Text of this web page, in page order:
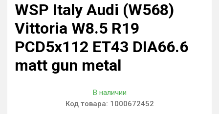
WSP Italy Audi (W568)
Vittoria W8.5 R19
PCD5x112 ET43 DIA66.6
matt gun metal
В наличии
Код товара: 1000672452